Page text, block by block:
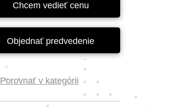
Chcem vedieť cenu
Objednať predvedenie
Porovnať v kategórii